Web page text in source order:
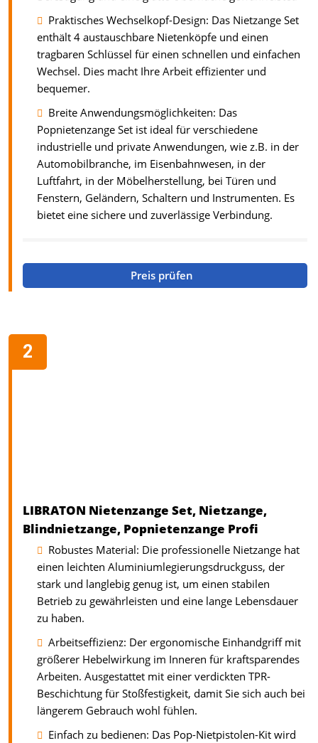
Praktisches Wechselkopf-Design: Das Nietzange Set
enthält 4 austauschbare Nietenköpfe und einen
tragbaren Schlüssel für einen schnellen und einfachen
Wechsel. Dies macht Ihre Arbeit effizienter und
bequemer.
Breite Anwendungsmöglichkeiten: Das
Popnietenzange Set ist ideal für verschiedene
industrielle und private Anwendungen, wie z.B. in der
Automobilbranche, im Eisenbahnwesen, in der
Luftfahrt, in der Möbelherstellung, bei Türen und
Fenstern, Geländern, Schaltern und Instrumenten. Es
bietet eine sichere und zuverlässige Verbindung.
Preis prüfen
LIBRATON Nietenzange Set, Nietzange,
Blindnietzange, Popnietenzange Profi
Robustes Material: Die professionelle Nietzange hat
einen leichten Aluminiumlegierungsdruckguss, der
stark und langlebig genug ist, um einen stabilen
Betrieb zu gewährleisten und eine lange Lebensdauer
zu haben.
Arbeitseffizienz: Der ergonomische Einhandgriff mit
größerer Hebelwirkung im Inneren für kraftsparendes
Arbeiten. Ausgestattet mit einer verdickten TPR-
Beschichtung für Stoßfestigkeit, damit Sie sich auch bei
längerem Gebrauch wohl fühlen.
Einfach zu bedienen: Das Pop-Nietpistolen-Kit wird